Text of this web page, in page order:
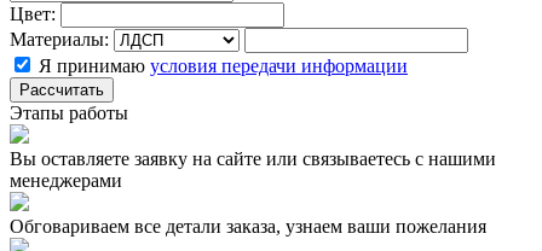
Цвет:
Материалы:
Я принимаю условия передачи информации
Рассчитать
Этапы работы
Вы оставляете заявку на сайте или связываетесь с нашими
менеджерами
Обговариваем все детали заказа, узнаем ваши пожелания